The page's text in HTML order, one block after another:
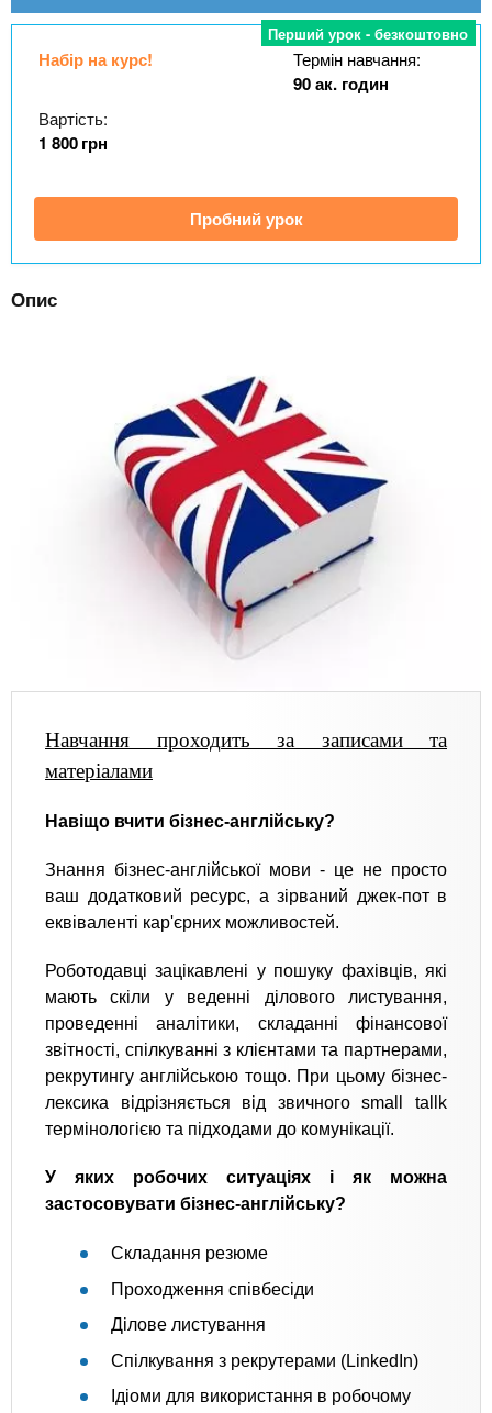
n
s
i
n
и
і
в
Онлайн курси
Перший урок - безкоштовно
Набір на курс! Термін навчання:
90 ак. годин
Вартість:
1 800грн
Пробний урок
Опис
Навчання проходить за записами та
матеріалами
Навіщо вчити бізнес-англійську?
Знання бізнес-англійської мови - це не просто
ваш додатковий ресурс, а зірваний джек-пот в
еквіваленті кар'єрних можливостей.
Роботодавці зацікавлені у пошуку фахівців, які
мають скіли у веденні ділового листування,
проведенні аналітики, складанні фінансової
звітності, спілкуванні з клієнтами та партнерами,
рекрутингу англійською тощо. При цьому бізнес-
лексика відрізняється від звичного small tallk
термінологією та підходами до комунікації.
У яких робочих ситуаціях і як можна
застосовувати бізнес-англійську?
Складання резюме
Проходження співбесіди
Ділове листування
Спілкування з рекрутерами (LinkedIn)
Ідіоми для використання в робочому